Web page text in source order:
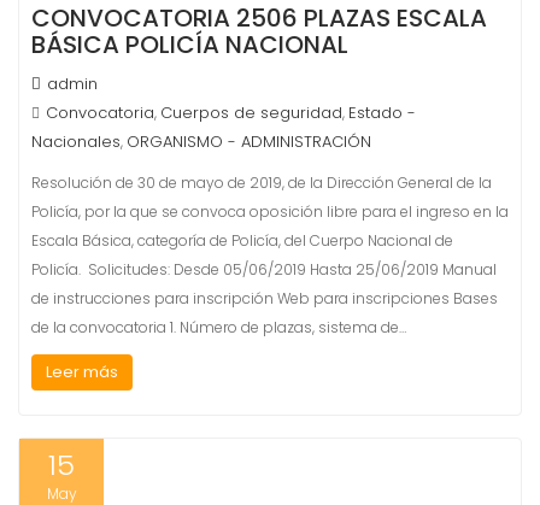
CONVOCATORIA 2506 PLAZAS ESCALA
BÁSICA POLICÍA NACIONAL
admin
Convocatoria, Cuerpos de seguridad, Estado -
Nacionales, ORGANISMO - ADMINISTRACIÓN
Resolución de 30 de mayo de 2019, de la Dirección General de la
Policía, por la que se convoca oposición libre para el ingreso en la
Escala Básica, categoría de Policía, del Cuerpo Nacional de
Policía. Solicitudes: Desde 05/06/2019 Hasta 25/06/2019 Manual
de instrucciones para inscripción Web para inscripciones Bases
de la convocatoria 1. Número de plazas, sistema de…
Leer más
15
May